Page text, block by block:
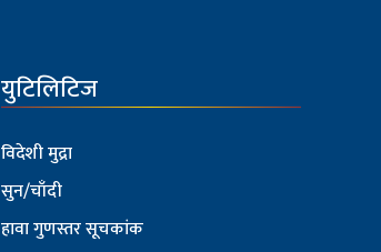
युटिलिटिज
विदेशी मुद्रा
सुन/चाँदी
हावा गुणस्तर सूचकांक